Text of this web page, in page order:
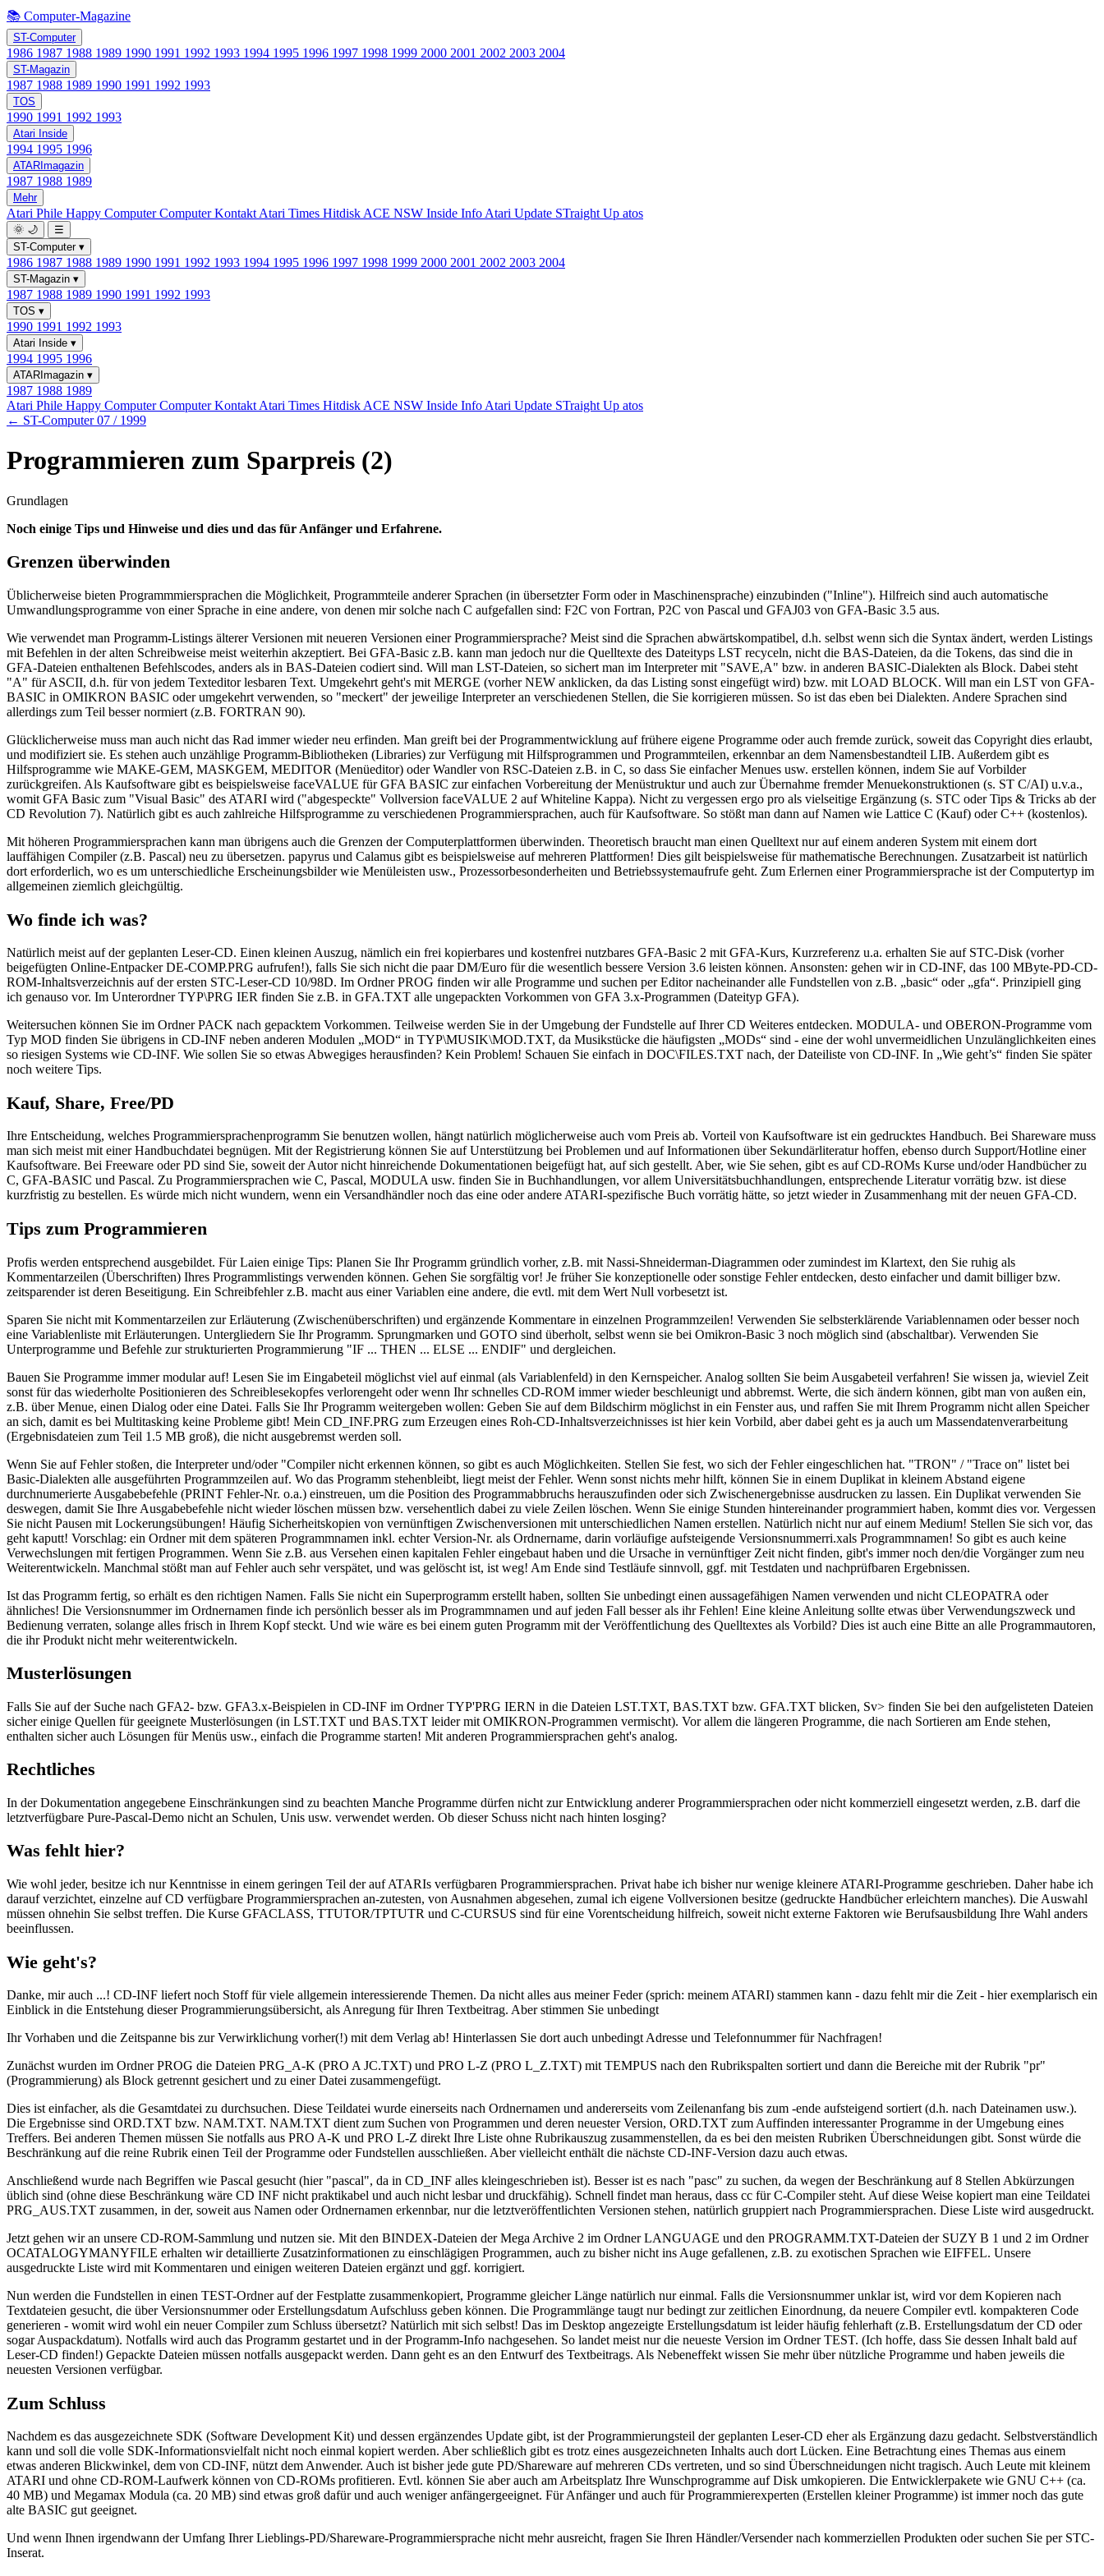
📚 Computer-Magazine
ST-Computer
1986 1987 1988 1989 1990 1991 1992 1993 1994 1995 1996 1997 1998 1999 2000 2001 2002 2003 2004
ST-Magazin
1987 1988 1989 1990 1991 1992 1993
TOS
1990 1991 1992 1993
Atari Inside
1994 1995 1996
ATARImagazin
1987 1988 1989
Mehr
Atari Phile Happy ComputerComputer Kontakt Atari Times Hitdisk ACE NSW Inside Info Atari Update STraight Up atos
🌞 🌙
☰
ST-Computer ▾
1986 1987 1988 1989 1990 1991 1992 1993 1994 1995 1996 1997 1998 1999 2000 2001 2002 2003 2004
ST-Magazin ▾
1987 1988 1989 1990 1991 1992 1993
TOS ▾
1990 1991 1992 1993
Atari Inside ▾
1994 1995 1996
ATARImagazin ▾
1987 1988 1989
Atari Phile Happy ComputerComputer Kontakt Atari Times Hitdisk ACE NSW Inside Info Atari Update STraight Up atos
← ST-Computer 07 / 1999
Programmieren zum Sparpreis (2)
Grundlagen
Noch einige Tips und Hinweise und dies und das für Anfänger und Erfahrene.
Grenzen überwinden
Üblicherweise bieten Programmmiersprachen die Möglichkeit, Programmteile anderer Sprachen (in übersetzter Form oder in Maschinensprache) einzubinden ("Inline"). Hilfreich sind auch automatische
Umwandlungsprogramme von einer Sprache in eine andere, von denen mir solche nach C aufgefallen sind: F2C von Fortran, P2C von Pascal und GFAJ03 von GFA-Basic 3.5 aus.
Wie verwendet man Programm-Listings älterer Versionen mit neueren Versionen einer Programmiersprache? Meist sind die Sprachen abwärtskompatibel, d.h. selbst wenn sich die Syntax ändert, werden Listings
mit Befehlen in der alten Schreibweise meist weiterhin akzeptiert. Bei GFA-Basic z.B. kann man jedoch nur die Quelltexte des Dateityps LST recyceln, nicht die BAS-Dateien, da die Tokens, das sind die in
GFA-Dateien enthaltenen Befehlscodes, anders als in BAS-Dateien codiert sind. Will man LST-Dateien, so sichert man im Interpreter mit "SAVE,A" bzw. in anderen BASIC-Dialekten als Block. Dabei steht
"A" für ASCII, d.h. für von jedem Texteditor lesbaren Text. Umgekehrt geht's mit MERGE (vorher NEW anklicken, da das Listing sonst eingefügt wird) bzw. mit LOAD BLOCK. Will man ein LST von GFA-
BASIC in OMIKRON BASIC oder umgekehrt verwenden, so "meckert" der jeweilige Interpreter an verschiedenen Stellen, die Sie korrigieren müssen. So ist das eben bei Dialekten. Andere Sprachen sind
allerdings zum Teil besser normiert (z.B. FORTRAN 90).
Glücklicherweise muss man auch nicht das Rad immer wieder neu erfinden. Man greift bei der Programmentwicklung auf frühere eigene Programme oder auch fremde zurück, soweit das Copyright dies erlaubt,
und modifiziert sie. Es stehen auch unzählige Programm-Bibliotheken (Libraries) zur Verfügung mit Hilfsprogrammen und Programmteilen, erkennbar an dem Namensbestandteil LIB. Außerdem gibt es
Hilfsprogramme wie MAKE-GEM, MASKGEM, MEDITOR (Menüeditor) oder Wandler von RSC-Dateien z.B. in C, so dass Sie einfacher Menues usw. erstellen können, indem Sie auf Vorbilder
zurückgreifen. Als Kaufsoftware gibt es beispielsweise faceVALUE für GFA BASIC zur einfachen Vorbereitung der Menüstruktur und auch zur Übernahme fremder Menuekonstruktionen (s. ST C/AI) u.v.a.,
womit GFA Basic zum "Visual Basic" des ATARI wird ("abgespeckte" Vollversion faceVALUE 2 auf Whiteline Kappa). Nicht zu vergessen ergo pro als vielseitige Ergänzung (s. STC oder Tips & Tricks ab der
CD Revolution 7). Natürlich gibt es auch zahlreiche Hilfsprogramme zu verschiedenen Programmiersprachen, auch für Kaufsoftware. So stößt man dann auf Namen wie Lattice C (Kauf) oder C++ (kostenlos).
Mit höheren Programmiersprachen kann man übrigens auch die Grenzen der Computerplattformen überwinden. Theoretisch braucht man einen Quelltext nur auf einem anderen System mit einem dort
lauffähigen Compiler (z.B. Pascal) neu zu übersetzen. papyrus und Calamus gibt es beispielsweise auf mehreren Plattformen! Dies gilt beispielsweise für mathematische Berechnungen. Zusatzarbeit ist natürlich
dort erforderlich, wo es um unterschiedliche Erscheinungsbilder wie Menüleisten usw., Prozessorbesonderheiten und Betriebssystemaufrufe geht. Zum Erlernen einer Programmiersprache ist der Computertyp im
allgemeinen ziemlich gleichgültig.
Wo finde ich was?
Natürlich meist auf der geplanten Leser-CD. Einen kleinen Auszug, nämlich ein frei kopierbares und kostenfrei nutzbares GFA-Basic 2 mit GFA-Kurs, Kurzreferenz u.a. erhalten Sie auf STC-Disk (vorher
beigefügten Online-Entpacker DE-COMP.PRG aufrufen!), falls Sie sich nicht die paar DM/Euro für die wesentlich bessere Version 3.6 leisten können. Ansonsten: gehen wir in CD-INF, das 100 MByte-PD-CD-
ROM-Inhaltsverzeichnis auf der ersten STC-Leser-CD 10/98D. Im Ordner PROG finden wir alle Programme und suchen per Editor nacheinander alle Fundstellen von z.B. „basic“ oder „gfa“. Prinzipiell ging
ich genauso vor. Im Unterordner TYP\PRG IER finden Sie z.B. in GFA.TXT alle ungepackten Vorkommen von GFA 3.x-Programmen (Dateityp GFA).
Weitersuchen können Sie im Ordner PACK nach gepacktem Vorkommen. Teilweise werden Sie in der Umgebung der Fundstelle auf Ihrer CD Weiteres entdecken. MODULA- und OBERON-Programme vom
Typ MOD finden Sie übrigens in CD-INF neben anderen Modulen „MOD“ in TYP\MUSIK\MOD.TXT, da Musikstücke die häufigsten „MODs“ sind - eine der wohl unvermeidlichen Unzulänglichkeiten eines
so riesigen Systems wie CD-INF. Wie sollen Sie so etwas Abwegiges herausfinden? Kein Problem! Schauen Sie einfach in DOC\FILES.TXT nach, der Dateiliste von CD-INF. In „Wie geht’s“ finden Sie später
noch weitere Tips.
Kauf, Share, Free/PD
Ihre Entscheidung, welches Programmiersprachenprogramm Sie benutzen wollen, hängt natürlich möglicherweise auch vom Preis ab. Vorteil von Kaufsoftware ist ein gedrucktes Handbuch. Bei Shareware muss
man sich meist mit einer Handbuchdatei begnügen. Mit der Registrierung können Sie auf Unterstützung bei Problemen und auf Informationen über Sekundärliteratur hoffen, ebenso durch Support/Hotline einer
Kaufsoftware. Bei Freeware oder PD sind Sie, soweit der Autor nicht hinreichende Dokumentationen beigefügt hat, auf sich gestellt. Aber, wie Sie sehen, gibt es auf CD-ROMs Kurse und/oder Handbücher zu
C, GFA-BASIC und Pascal. Zu Programmiersprachen wie C, Pascal, MODULA usw. finden Sie in Buchhandlungen, vor allem Universitätsbuchhandlungen, entsprechende Literatur vorrätig bzw. ist diese
kurzfristig zu bestellen. Es würde mich nicht wundern, wenn ein Versandhändler noch das eine oder andere ATARI-spezifische Buch vorrätig hätte, so jetzt wieder in Zusammenhang mit der neuen GFA-CD.
Tips zum Programmieren
Profis werden entsprechend ausgebildet. Für Laien einige Tips: Planen Sie Ihr Programm gründlich vorher, z.B. mit Nassi-Shneiderman-Diagrammen oder zumindest im Klartext, den Sie ruhig als
Kommentarzeilen (Überschriften) Ihres Programmlistings verwenden können. Gehen Sie sorgfältig vor! Je früher Sie konzeptionelle oder sonstige Fehler entdecken, desto einfacher und damit billiger bzw.
zeitsparender ist deren Beseitigung. Ein Schreibfehler z.B. macht aus einer Variablen eine andere, die evtl. mit dem Wert Null vorbesetzt ist.
Sparen Sie nicht mit Kommentarzeilen zur Erläuterung (Zwischenüberschriften) und ergänzende Kommentare in einzelnen Programmzeilen! Verwenden Sie selbsterklärende Variablennamen oder besser noch
eine Variablenliste mit Erläuterungen. Untergliedern Sie Ihr Programm. Sprungmarken und GOTO sind überholt, selbst wenn sie bei Omikron-Basic 3 noch möglich sind (abschaltbar). Verwenden Sie
Unterprogramme und Befehle zur strukturierten Programmierung "IF ... THEN ... ELSE ... ENDIF" und dergleichen.
Bauen Sie Programme immer modular auf! Lesen Sie im Eingabeteil möglichst viel auf einmal (als Variablenfeld) in den Kernspeicher. Analog sollten Sie beim Ausgabeteil verfahren! Sie wissen ja, wieviel Zeit
sonst für das wiederholte Positionieren des Schreiblesekopfes verlorengeht oder wenn Ihr schnelles CD-ROM immer wieder beschleunigt und abbremst. Werte, die sich ändern können, gibt man von außen ein,
z.B. über Menue, einen Dialog oder eine Datei. Falls Sie Ihr Programm weitergeben wollen: Geben Sie auf dem Bildschirm möglichst in ein Fenster aus, und raffen Sie mit Ihrem Programm nicht allen Speicher
an sich, damit es bei Multitasking keine Probleme gibt! Mein CD_INF.PRG zum Erzeugen eines Roh-CD-Inhaltsverzeichnisses ist hier kein Vorbild, aber dabei geht es ja auch um Massendatenverarbeitung
(Ergebnisdateien zum Teil 1.5 MB groß), die nicht ausgebremst werden soll.
Wenn Sie auf Fehler stoßen, die Interpreter und/oder "Compiler nicht erkennen können, so gibt es auch Möglichkeiten. Stellen Sie fest, wo sich der Fehler eingeschlichen hat. "TRON" / "Trace on" listet bei
Basic-Dialekten alle ausgeführten Programmzeilen auf. Wo das Programm stehenbleibt, liegt meist der Fehler. Wenn sonst nichts mehr hilft, können Sie in einem Duplikat in kleinem Abstand eigene
durchnumerierte Ausgabebefehle (PRINT Fehler-Nr. o.a.) einstreuen, um die Position des Programmabbruchs herauszufinden oder sich Zwischenergebnisse ausdrucken zu lassen. Ein Duplikat verwenden Sie
deswegen, damit Sie Ihre Ausgabebefehle nicht wieder löschen müssen bzw. versehentlich dabei zu viele Zeilen löschen. Wenn Sie einige Stunden hintereinander programmiert haben, kommt dies vor. Vergessen
Sie nicht Pausen mit Lockerungsübungen! Häufig Sicherheitskopien von vernünftigen Zwischenversionen mit unterschiedlichen Namen erstellen. Natürlich nicht nur auf einem Medium! Stellen Sie sich vor, das
geht kaputt! Vorschlag: ein Ordner mit dem späteren Programmnamen inkl. echter Version-Nr. als Ordnername, darin vorläufige aufsteigende Versionsnummerri.xals Programmnamen! So gibt es auch keine
Verwechslungen mit fertigen Programmen. Wenn Sie z.B. aus Versehen einen kapitalen Fehler eingebaut haben und die Ursache in vernünftiger Zeit nicht finden, gibt's immer noch den/die Vorgänger zum neu
Weiterentwickeln. Manchmal stößt man auf Fehler auch sehr verspätet, und was gelöscht ist, ist weg! Am Ende sind Testläufe sinnvoll, ggf. mit Testdaten und nachprüfbaren Ergebnissen.
Ist das Programm fertig, so erhält es den richtigen Namen. Falls Sie nicht ein Superprogramm erstellt haben, sollten Sie unbedingt einen aussagefähigen Namen verwenden und nicht CLEOPATRA oder
ähnliches! Die Versionsnummer im Ordnernamen finde ich persönlich besser als im Programmnamen und auf jeden Fall besser als ihr Fehlen! Eine kleine Anleitung sollte etwas über Verwendungszweck und
Bedienung verraten, solange alles frisch in Ihrem Kopf steckt. Und wie wäre es bei einem guten Programm mit der Veröffentlichung des Quelltextes als Vorbild? Dies ist auch eine Bitte an alle Programmautoren,
die ihr Produkt nicht mehr weiterentwickeln.
Musterlösungen
Falls Sie auf der Suche nach GFA2- bzw. GFA3.x-Beispielen in CD-INF im Ordner TYP'PRG IERN in die Dateien LST.TXT, BAS.TXT bzw. GFA.TXT blicken, Sv> finden Sie bei den aufgelisteten Dateien
sicher einige Quellen für geeignete Musterlösungen (in LST.TXT und BAS.TXT leider mit OMIKRON-Programmen vermischt). Vor allem die längeren Programme, die nach Sortieren am Ende stehen,
enthalten sicher auch Lösungen für Menüs usw., einfach die Programme starten! Mit anderen Programmiersprachen geht's analog.
Rechtliches
In der Dokumentation angegebene Einschränkungen sind zu beachten Manche Programme dürfen nicht zur Entwicklung anderer Programmiersprachen oder nicht kommerziell eingesetzt werden, z.B. darf die
letztverfügbare Pure-Pascal-Demo nicht an Schulen, Unis usw. verwendet werden. Ob dieser Schuss nicht nach hinten losging?
Was fehlt hier?
Wie wohl jeder, besitze ich nur Kenntnisse in einem geringen Teil der auf ATARIs verfügbaren Programmiersprachen. Privat habe ich bisher nur wenige kleinere ATARI-Programme geschrieben. Daher habe ich
darauf verzichtet, einzelne auf CD verfügbare Programmiersprachen an-zutesten, von Ausnahmen abgesehen, zumal ich eigene Vollversionen besitze (gedruckte Handbücher erleichtern manches). Die Auswahl
müssen ohnehin Sie selbst treffen. Die Kurse GFACLASS, TTUTOR/TPTUTR und C-CURSUS sind für eine Vorentscheidung hilfreich, soweit nicht externe Faktoren wie Berufsausbildung Ihre Wahl anders
beeinflussen.
Wie geht's?
Danke, mir auch ...! CD-INF liefert noch Stoff für viele allgemein interessierende Themen. Da nicht alles aus meiner Feder (sprich: meinem ATARI) stammen kann - dazu fehlt mir die Zeit - hier exemplarisch ein
Einblick in die Entstehung dieser Programmierungsübersicht, als Anregung für Ihren Textbeitrag. Aber stimmen Sie unbedingt
Ihr Vorhaben und die Zeitspanne bis zur Verwirklichung vorher(!) mit dem Verlag ab! Hinterlassen Sie dort auch unbedingt Adresse und Telefonnummer für Nachfragen!
Zunächst wurden im Ordner PROG die Dateien PRG_A-K (PRO A JC.TXT) und PRO L-Z (PRO L_Z.TXT) mit TEMPUS nach den Rubrikspalten sortiert und dann die Bereiche mit der Rubrik "pr"
(Programmierung) als Block getrennt gesichert und zu einer Datei zusammengefügt.
Dies ist einfacher, als die Gesamtdatei zu durchsuchen. Diese Teildatei wurde einerseits nach Ordnernamen und andererseits vom Zeilenanfang bis zum -ende aufsteigend sortiert (d.h. nach Dateinamen usw.).
Die Ergebnisse sind ORD.TXT bzw. NAM.TXT. NAM.TXT dient zum Suchen von Programmen und deren neuester Version, ORD.TXT zum Auffinden interessanter Programme in der Umgebung eines
Treffers. Bei anderen Themen müssen Sie notfalls aus PRO A-K und PRO L-Z direkt Ihre Liste ohne Rubrikauszug zusammenstellen, da es bei den meisten Rubriken Überschneidungen gibt. Sonst würde die
Beschränkung auf die reine Rubrik einen Teil der Programme oder Fundstellen ausschließen. Aber vielleicht enthält die nächste CD-INF-Version dazu auch etwas.
Anschließend wurde nach Begriffen wie Pascal gesucht (hier "pascal", da in CD_INF alles kleingeschrieben ist). Besser ist es nach "pasc" zu suchen, da wegen der Beschränkung auf 8 Stellen Abkürzungen
üblich sind (ohne diese Beschränkung wäre CD INF nicht praktikabel und auch nicht lesbar und druckfähig). Schnell findet man heraus, dass cc für C-Compiler steht. Auf diese Weise kopiert man eine Teildatei
PRG_AUS.TXT zusammen, in der, soweit aus Namen oder Ordnernamen erkennbar, nur die letztveröffentlichten Versionen stehen, natürlich gruppiert nach Programmiersprachen. Diese Liste wird ausgedruckt.
Jetzt gehen wir an unsere CD-ROM-Sammlung und nutzen sie. Mit den BINDEX-Dateien der Mega Archive 2 im Ordner LANGUAGE und den PROGRAMM.TXT-Dateien der SUZY B 1 und 2 im Ordner
OCATALOGYMANYFILE erhalten wir detaillierte Zusatzinformationen zu einschlägigen Programmen, auch zu bisher nicht ins Auge gefallenen, z.B. zu exotischen Sprachen wie EIFFEL. Unsere
ausgedruckte Liste wird mit Kommentaren und einigen weiteren Dateien ergänzt und ggf. korrigiert.
Nun werden die Fundstellen in einen TEST-Ordner auf der Festplatte zusammenkopiert, Programme gleicher Länge natürlich nur einmal. Falls die Versionsnummer unklar ist, wird vor dem Kopieren nach
Textdateien gesucht, die über Versionsnummer oder Erstellungsdatum Aufschluss geben können. Die Programmlänge taugt nur bedingt zur zeitlichen Einordnung, da neuere Compiler evtl. kompakteren Code
generieren - womit wird wohl ein neuer Compiler zum Schluss übersetzt? Natürlich mit sich selbst! Das im Desktop angezeigte Erstellungsdatum ist leider häufig fehlerhaft (z.B. Erstellungsdatum der CD oder
sogar Auspackdatum). Notfalls wird auch das Programm gestartet und in der Programm-Info nachgesehen. So landet meist nur die neueste Version im Ordner TEST. (Ich hoffe, dass Sie dessen Inhalt bald auf
Leser-CD finden!) Gepackte Dateien müssen notfalls ausgepackt werden. Dann geht es an den Entwurf des Textbeitrags. Als Nebeneffekt wissen Sie mehr über nützliche Programme und haben jeweils die
neuesten Versionen verfügbar.
Zum Schluss
Nachdem es das ausgezeichnete SDK (Software Development Kit) und dessen ergänzendes Update gibt, ist der Programmierungsteil der geplanten Leser-CD eher als Ergänzung dazu gedacht. Selbstverständlich
kann und soll die volle SDK-Informationsvielfalt nicht noch einmal kopiert werden. Aber schließlich gibt es trotz eines ausgezeichneten Inhalts auch dort Lücken. Eine Betrachtung eines Themas aus einem
etwas anderen Blickwinkel, dem von CD-INF, nützt dem Anwender. Auch ist bisher jede gute PD/Shareware auf mehreren CDs vertreten, und so sind Überschneidungen nicht tragisch. Auch Leute mit kleinem
ATARI und ohne CD-ROM-Laufwerk können von CD-ROMs profitieren. Evtl. können Sie aber auch am Arbeitsplatz Ihre Wunschprogramme auf Disk umkopieren. Die Entwicklerpakete wie GNU C++ (ca.
40 MB) und Megamax Modula (ca. 20 MB) sind etwas groß dafür und auch weniger anfängergeeignet. Für Anfänger und auch für Programmierexperten (Erstellen kleiner Programme) ist immer noch das gute
alte BASIC gut geeignet.
Und wenn Ihnen irgendwann der Umfang Ihrer Lieblings-PD/Shareware-Programmiersprache nicht mehr ausreicht, fragen Sie Ihren Händler/Versender nach kommerziellen Produkten oder suchen Sie per STC-
Inserat.